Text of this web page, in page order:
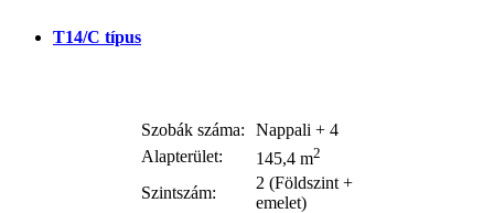
T14/C típus
Szobák száma:
Nappali + 4
Alapterület:
145,4 m2
Szintszám:
2 (Földszint +
emelet)